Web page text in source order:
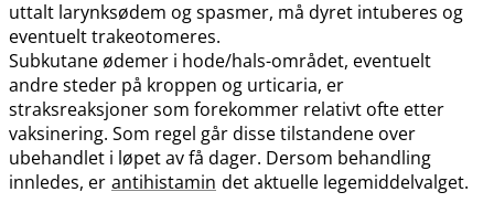
uttalt larynksødem og spasmer, må dyret intuberes og
eventuelt trakeotomeres.
Subkutane ødemer i hode​/​hals-området, eventuelt
andre steder på kroppen og urticaria, er
straksreaksjoner som forekommer relativt ofte etter
vaksinering. Som regel går disse tilstandene over
ubehandlet i løpet av få dager. Dersom behandling
innledes, er antihistamin det aktuelle legemiddelvalget.